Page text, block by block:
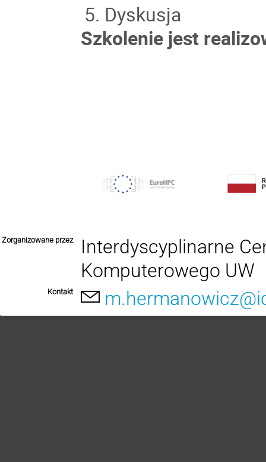
Dyskusja
Szkolenie jest
Zorganizowane przez
Interdyscyplinarne
Komputerowego UW
Kontakt